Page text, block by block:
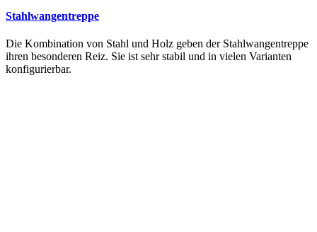
Stahlwangentreppe
Die Kombination von Stahl und Holz geben der Stahlwangentreppe
ihren besonderen Reiz. Sie ist sehr stabil und in vielen Varianten
konfigurierbar.